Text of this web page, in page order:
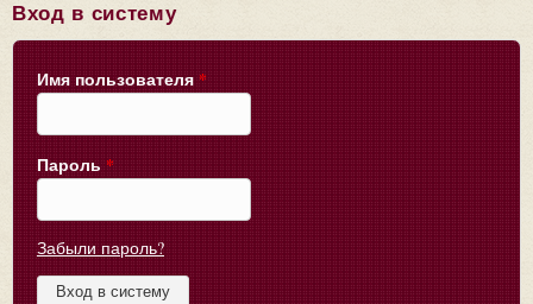
Вход в систему
Имя пользователя *
Пароль *
Забыли пароль?